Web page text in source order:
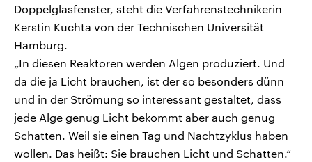
Doppelglasfenster, steht die Verfahrenstechnikerin
Kerstin Kuchta von der Technischen Universität
Hamburg.
„In diesen Reaktoren werden Algen produziert. Und
da die ja Licht brauchen, ist der so besonders dünn
und in der Strömung so interessant gestaltet, dass
jede Alge genug Licht bekommt aber auch genug
Schatten. Weil sie einen Tag und Nachtzyklus haben
wollen. Das heißt: Sie brauchen Licht und Schatten.“